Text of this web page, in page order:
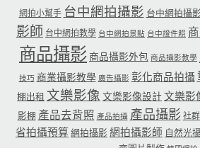
網拍小幫手 台中網拍攝影 台中網拍攝
影師 台中網拍教學 台中網拍景點 台中證件照
商品攝影商品攝影外包 商品攝影教學
技巧 商業攝影教學 廣告攝影 彰化商品拍攝
棚出租 文樂影像 文樂影像設計文樂影
影棚 產品去背照 產品拍攝 產品攝影 社
省拍攝預算 網拍攝影 網拍攝影師 自然光